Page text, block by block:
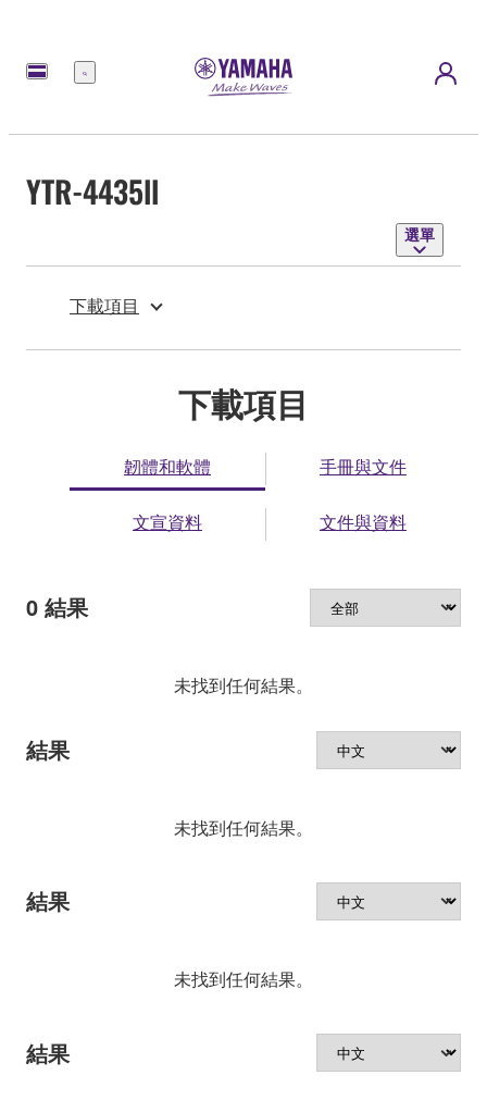
選
YTR-4435ll
選單
下載項目
下載項目
韌體和軟體 手冊與文件
文宣資料 文件與資料
0 結果
未找到任何結果。
結果
未找到任何結果。
結果
未找到任何結果。
結果